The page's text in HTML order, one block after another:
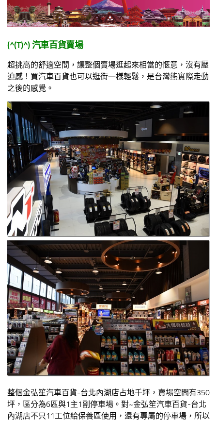
(^(T)^)汽車百貨賣場
超挑高的舒適空間，讓整個賣場逛起來相當的愜意，沒有壓
迫感！買汽車百貨也可以逛街一樣輕鬆，是台灣熊實際走動
之後的感覺。
整個金弘笙汽車百貨-台北內湖店占地千坪，賣場空間有350
坪，區分為6區與1主1副停車場。對~金弘笙汽車百貨-台北
內湖店不只11工位給保養區使用，還有專屬的停車場，所以